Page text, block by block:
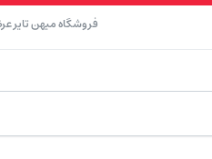
فروشگاه میهن تایر